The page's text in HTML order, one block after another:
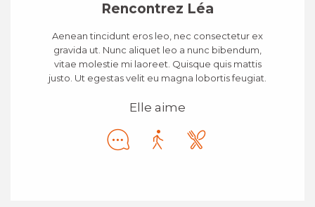
Rencontrez Léa
Aenean tincidunt eros leo, nec consectetur ex
gravida ut. Nunc aliquet leo a nunc bibendum,
vitae molestie mi laoreet. Quisque quis mattis
justo. Ut egestas velit eu magna lobortis feugiat.
Elle aime